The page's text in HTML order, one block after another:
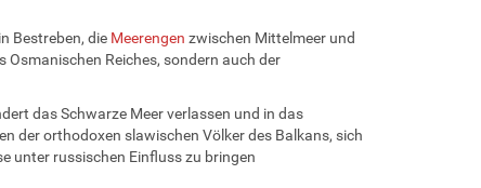
Bestreben, die Meerengen zwischen Mittelmeer und
Reiches, sondern auch der
das Schwarze Meer verlassen und in das
der orthodoxen slawischen Völker des Balkans, sich
unter russischen Einfluss zu bringen